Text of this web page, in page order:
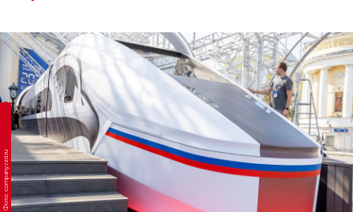
Фото: company.rzd.ru